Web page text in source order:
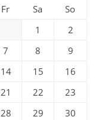
Fr Sa
So
1
2
7 8
9
14 15
16
21 22
23
28 29
30